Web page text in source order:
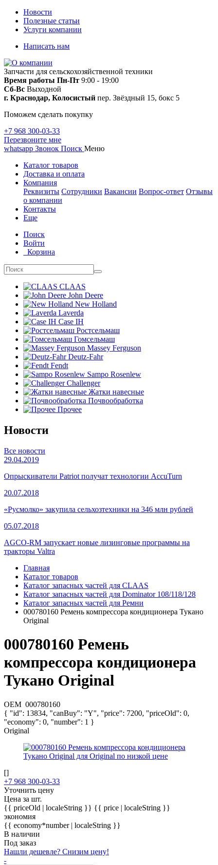
Новости
Полезные статьи
Услуги компании
Написать нам
Запчасти для сельскохозяйственной техники
Время работы Пн-Пт 9:00 - 19:00
Сб-Вс Выходной
г. Краснодар, Колосистый пер. Звёздный 15, бокс 5
Поможем сделать покупку
+7 968 300-03-33
Перезвоните мне
whatsapp Звонок Поиск Меню
Каталог товаров
Доставка и оплата
Компания
Реквизиты Сотрудники Вакансии Вопрос-ответ Отзывы
о компании
Контакты
Еще
Поиск
Войти
Корзина
CLAAS
John Deere
New Holland
Laverda
Case IH
Ростсельмаш
Гомсельмаш
Massey Ferguson
Deutz-Fahr
Fendt
Sampo Rosenlew
Challenger
Жатки навесные
Почвообработка
Прочее
Новости
Все новости
29.04.2019
Опрыскиватели Patriot получат технологии AccuTurn
20.07.2018
«Русмолко» закупила сельхозтехники на 346 млн рублей
05.07.2018
AGCO-RM запускает новые лизинговые программы на
тракторы Valtra
Главная
Каталог товаров
Каталог запасных частей для CLAAS
Каталог запасных частей для Dominator 108/118/128
Каталог запасных частей для Ремни
000780160 Ремень компрессора кондиционера Тукано
Original
000780160 Ремень
компрессора кондиционера
Тукано Original
OEM 000780160
{ "id": 13834, "canBuy": "Y", "price": 7200, "priceOld": 0,
"economy": 0, "number": 1 }
Original
[]
+7 968 300-03-33
Уточнить цену
Цена за шт.
{{ priceOld | localeString }} {{ price | localeString }}
экономия
{{ economy*number | localeString }}
В наличии
Под заказ
Нашли дешевле? Снизим цену!
-